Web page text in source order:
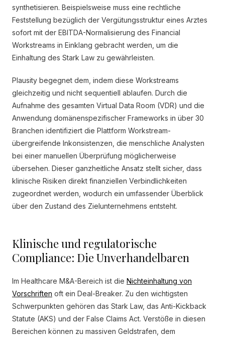
synthetisieren. Beispielsweise muss eine rechtliche
Feststellung bezüglich der Vergütungsstruktur eines Arztes
sofort mit der EBITDA-Normalisierung des Financial
Workstreams in Einklang gebracht werden, um die
Einhaltung des Stark Law zu gewährleisten.
Plausity begegnet dem, indem diese Workstreams
gleichzeitig und nicht sequentiell ablaufen. Durch die
Aufnahme des gesamten Virtual Data Room (VDR) und die
Anwendung domänenspezifischer Frameworks in über 30
Branchen identifiziert die Plattform Workstream-
übergreifende Inkonsistenzen, die menschliche Analysten
bei einer manuellen Überprüfung möglicherweise
übersehen. Dieser ganzheitliche Ansatz stellt sicher, dass
klinische Risiken direkt finanziellen Verbindlichkeiten
zugeordnet werden, wodurch ein umfassender Überblick
über den Zustand des Zielunternehmens entsteht.
Klinische und regulatorische
Compliance: Die Unverhandelbaren
Im Healthcare M&A-Bereich ist die Nichteinhaltung von
Vorschriften oft ein Deal-Breaker. Zu den wichtigsten
Schwerpunkten gehören das Stark Law, das Anti-Kickback
Statute (AKS) und der False Claims Act. Verstöße in diesen
Bereichen können zu massiven Geldstrafen, dem